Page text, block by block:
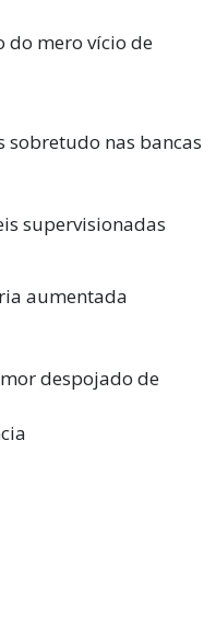
do mero vício de
nas bancas
supervisionadas
aumentada
despojado de